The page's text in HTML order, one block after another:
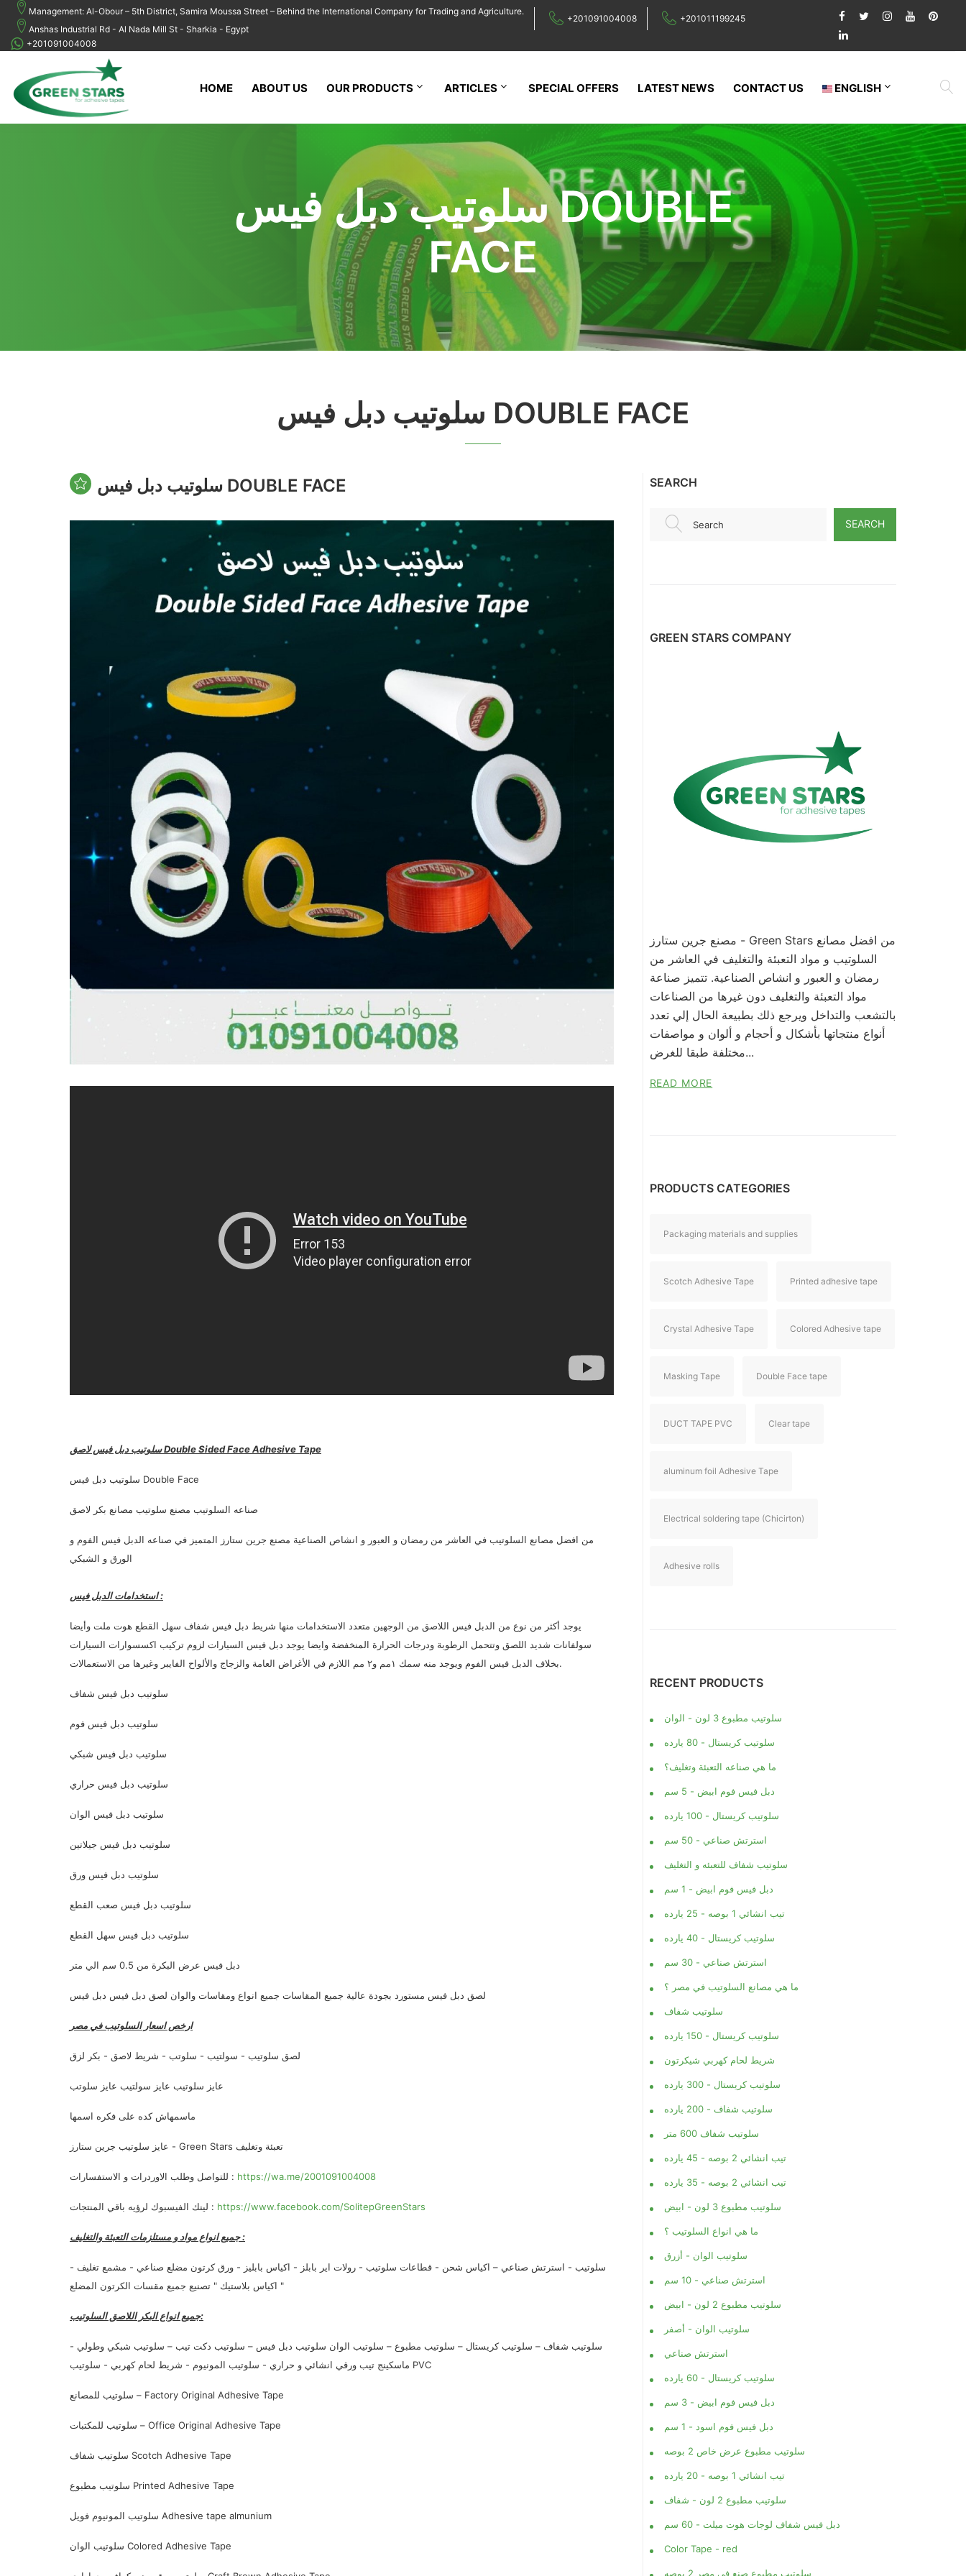
Management: Al-Obour – 5th District, Samira Moussa Street – Behind the International Company for Trading and Agriculture.
Anshas Industrial Rd - Al Nada Mill St - Sharkia - Egypt
+201091004008 +201011199245
+201091004008
HOME ABOUT US OUR PRODUCTS ARTICLES SPECIAL OFFERS LATEST NEWS CONTACT US ENGLISH
سلوتيب دبل فيس DOUBLE
سلوتيب دبل فيس لاصق Double Sided Face Adhesive Tape
صناعه السلوتيب مصنع سلوتيب مصانع بكر لاصق
من افضل مصانع السلوتيب في العاشر من رمضان و العبور و انشاص الصناعية مصنع جرين ستارز المتميز في صناعه الدبل فيس الفوم و
الورق و الشبكي
استخدامات الدبل فيس :
يوجد أكثر من نوع من الدبل فيس اللاصق من الوجهين متعدد الاستخدامات منها شريط دبل فيس شفاف سهل القطع هوت ملت وأيضا
سولفانات شديد اللصق وتتحمل الرطوبة ودرجات الحرارة المنخفضة وايضا يوجد دبل فيس السيارات لزوم تركيب اكسسوارات السيارات
بخلاف الدبل فيس الفوم ويوجد منه سمك ١مم و٢ مم اللازم في الأغراض العامة والزجاج والألواح الفايبر وغيرها من الاستعمالات.
سلوتيب دبل فيس شفاف
سلوتيب دبل فيس فوم
سلوتيب دبل فيس شبكي
سلوتيب دبل فيس حراري
سلوتيب دبل فيس الوان
سلوتيب دبل فيس جيلاتين
سلوتيب دبل فيس ورق
سلوتيب دبل فيس صعب القطع
سلوتيب دبل فيس سهل القطع
دبل فيس عرض البكرة من 0.5 سم الي متر
لصق دبل فيس مستورد بجودة عالية جميع المقاسات جميع انواع ومقاسات والوان لصق دبل فيس دبل فيس
ارخص اسعار السلوتيب في مصر
لصق سلوتيب - سولتيب - سلوتب - شريط لاصق - بكر لزق
عايز سلوتيب عايز سولتيب عايز سلوتب
ماسمهاش كده على فكره اسمها
عايز سلوتيب جرين ستارز - Green Stars تعبئة وتغليف
للتواصل وطلب الاوردرات و الاستفسارات : https://wa.me/2001091004008
لينك الفيسبوك لرؤيه باقي المنتجات : https://www.facebook.com/SolitepGreenStars
جميع انواع مواد و مستلزمات التعبئة والتغليف :
سلوتيب - استرتش صناعي – اكياس شحن - قطاعات سلوتيب - رولات اير بابلز - اكياس بابليز - ورق كرتون مضلع صناعي - مشمع تغليف -
اكياس بلاستيك " تصنيع جميع مقسات الكرتون المضلع "
جميع انواع البكر اللاصق السلوتيب:
سلوتيب شفاف – سلوتيب كريستال – سلوتيب مطبوع – سلوتيب الوان سلوتيب دبل فيس – سلوتيب دكت تيب – سلوتيب شبكي وطولي -
ماسكينج تيب ورقي انشائي و حراري - سلوتيب المونيوم - شريط لحام كهربي - سلوتيب PVC
سلوتيب للمصانع – Factory Original Adhesive Tape
سلوتيب للمكتبات – Office Original Adhesive Tape
سلوتيب شفاف Scotch Adhesive Tape
سلوتيب مطبوع Printed Adhesive Tape
سلوتيب المونيوم فويل Adhesive tape almunium
سلوتيب الوان Colored Adhesive Tape
SEARCH
Search SEARCH
GREEN STARS COMPANY
مصنع جرين ستارز - Green Stars من افضل مصانع
السلوتيب و مواد التعبئة والتغليف في العاشر من
رمضان و العبور و انشاص الصناعية. تتميز صناعة
مواد التعبئة والتغليف دون غيرها من الصناعات
بالتشعب والتداخل ويرجع ذلك بطبيعة الحال إلي تعدد
أنواع منتجاتها بأشكال و أحجام و ألوان و مواصفات
مختلفة طبقا للغرض...
READ MORE
PRODUCTS CATEGORIES
Packaging materials and supplies
Scotch Adhesive Tape Printed adhesive tape
Crystal Adhesive Tape Colored Adhesive tape
Masking Tape Double Face tape
DUCT TAPE PVC Clear tape
aluminum foil Adhesive Tape
Electrical soldering tape (Chicirton)
Adhesive rolls
RECENT PRODUCTS
سلوتيب مطبوع 3 لون - الوان
سلوتيب كريستال - 80 يارده
ما هي صناعه التعبئة وتغليف؟
دبل فيس فوم ابيض - 5 سم
سلوتيب كريستال - 100 يارده
استرتش صناعي - 50 سم
سلوتيب شفاف للتعبئه و التغليف
دبل فيس فوم ابيض - 1 سم
تيب انشائي 1 بوصه - 25 يارده
سلوتيب كريستال - 40 يارده
استرتش صناعي - 30 سم
ما هي مصانع السلوتيب في مصر ؟
سلوتيب شفاف
سلوتيب كريستال - 150 يارده
شريط لحام كهربي شيكرتون
سلوتيب كريستال - 300 يارده
سلوتيب شفاف - 200 يارده
سلوتيب شفاف 600 متر
تيب انشائي 2 بوصه - 45 يارده
تيب انشائي 2 بوصه - 35 يارده
سلوتيب مطبوع 3 لون - ابيض
ما هي انواع السلوتيب ؟
سلوتيب الوان - أزرق
استرتش صناعي - 10 سم
سلوتيب مطبوع 2 لون - ابيض
سلوتيب الوان - أصفر
استرتش صناعي
سلوتيب كريستال - 60 يارده
دبل فيس فوم ابيض - 3 سم
دبل فيس فوم اسود - 1 سم
سلوتيب مطبوع عرض خاص 2 بوصه
تيب انشائي 1 بوصه - 20 يارده
سلوتيب مطبوع 2 لون - شفاف
دبل فيس شفاف لوجات هوت ميلت - 60 سم
Color Tape - red
سلوتيب مطبوع صنع في مصر 2 بوصه